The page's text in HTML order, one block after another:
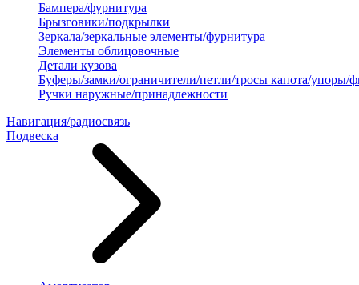
Бампера/фурнитура
Брызговики/подкрылки
Зеркала/зеркальные элементы/фурнитура
Элементы облицовочные
Детали кузова
Буферы/замки/ограничители/петли/тросы капота/упоры/
Ручки наружные/принадлежности
Навигация/радиосвязь
Подвеска